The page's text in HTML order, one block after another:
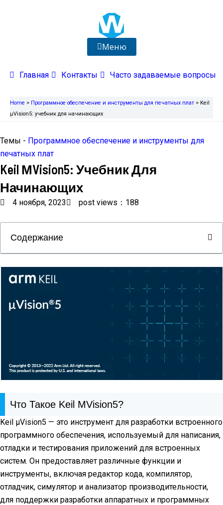
Меню
Главная Контакты Часто задаваемые вопросы
Home > Программное обеспечение и инструменты для печатных плат > Keil
μVision5: учебник для начинающих
Темы - Программное обеспечение и инструменты для
печатных плат
Keil ΜVision5: Учебник Для
Начинающих
4 ноября, 2023 post views：188
Содержание
Что Такое Keil ΜVision5?
Keil μVision5 — это инструмент для разработки встроенного
программного обеспечения, используемый для написания,
отладки и тестирования приложений для встроенных
систем. Он предоставляет различные функции и
инструменты, включая редактор кода, компилятор,
отладчик, симулятор и анализатор производительности,
для поддержки разработки аппаратных и программных